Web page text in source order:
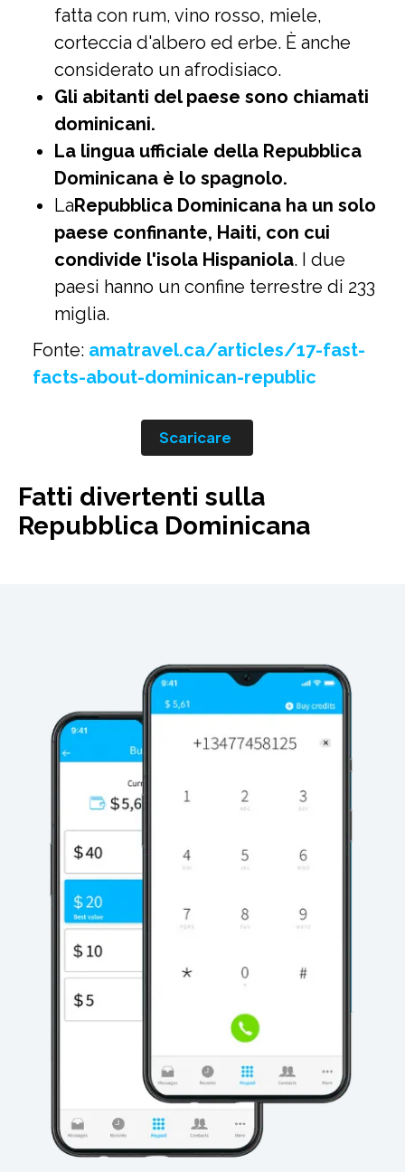
fatta con rum, vino rosso, miele,
corteccia d'albero ed erbe. È anche
considerato un afrodisiaco.
Gli abitanti del paese sono chiamati
dominicani.
La lingua ufficiale della Repubblica
Dominicana è lo spagnolo.
LaRepubblica Dominicana ha un solo
paese confinante, Haiti, con cui
condivide l'isola Hispaniola. I due
paesi hanno un confine terrestre di 233
miglia.
Fonte: amatravel.ca/articles/17-fast-
facts-about-dominican-republic
Scaricare
Fatti divertenti sulla
Repubblica Dominicana